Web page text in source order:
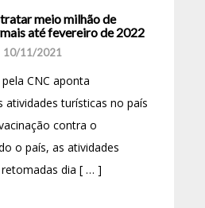
meio milhão de
até fevereiro de 2022
10/11/2021
CNC aponta
atividades turísticas no país
contra o
o país, as atividades
dia [ … ]